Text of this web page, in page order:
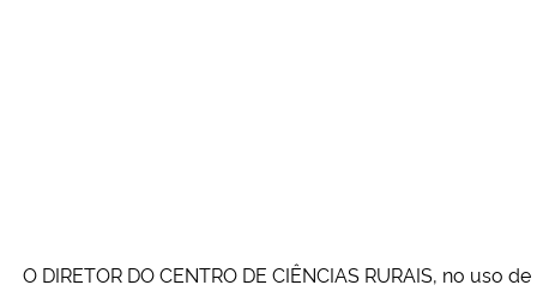
O DIRETOR DO CENTRO DE CIÊNCIAS RURAIS, no uso de